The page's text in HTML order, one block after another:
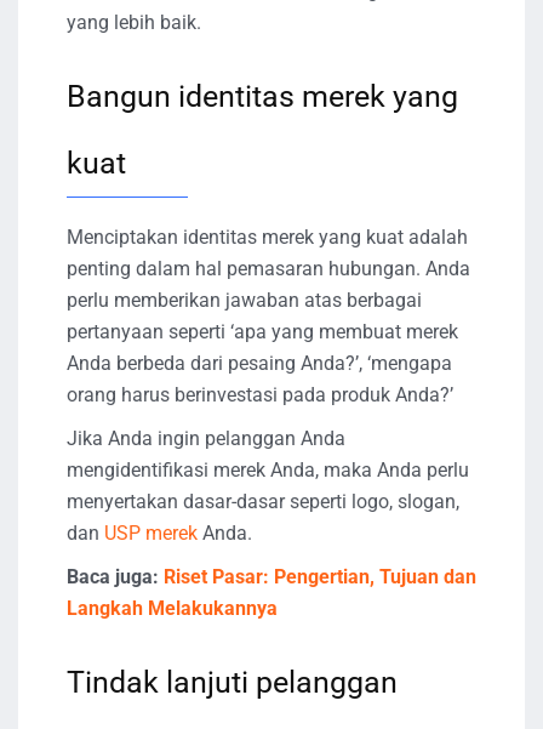
yang lebih baik.
Bangun identitas merek yang
kuat
Menciptakan identitas merek yang kuat adalah
penting dalam hal pemasaran hubungan. Anda
perlu memberikan jawaban atas berbagai
pertanyaan seperti ‘apa yang membuat merek
Anda berbeda dari pesaing Anda?’, ‘mengapa
orang harus berinvestasi pada produk Anda?’
Jika Anda ingin pelanggan Anda
mengidentifikasi merek Anda, maka Anda perlu
menyertakan dasar-dasar seperti logo, slogan,
dan USP merek Anda.
Baca juga: Riset Pasar: Pengertian, Tujuan dan
Langkah Melakukannya
Tindak lanjuti pelanggan